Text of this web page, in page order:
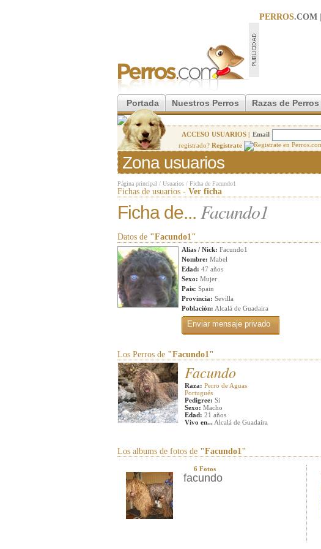
PERROS.COM
Portada Nuestros Perros Razas de Perros
ACCESO USUARIOS | Email
registrado? Regístrate
Zona usuarios
Página principal / Usuarios / Ficha de Facundo1
Fichas de usuarios - Ver ficha
Ficha de... Facundo1
Datos de "Facundo1"
Alias / Nick: Facundo1
Nombre: Mabel
Edad: 47 años
Sexo: Mujer
Pais: Spain
Provincia: Sevilla
Población: Alcalá de Guadaira
Los Perros de "Facundo1"
Facundo
Raza: Perro de Aguas
Portugués
Pedigree: Si
Sexo: Macho
Edad: 21 años
Vivo en... Alcalá de Guadaira
Los albums de fotos de "Facundo1"
6 Fotos
facundo